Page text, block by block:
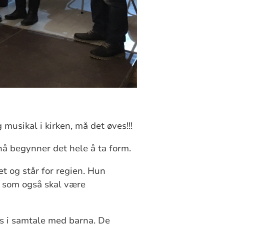
i kirken, må det øves!!!
begynner det hele å ta form.
og står for regien. Hun
også skal være
i samtale med barna. De